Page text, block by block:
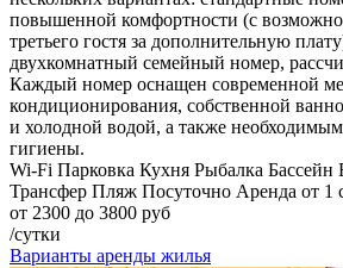
повышенной комфортности (с
третьего гостя за дополнительную
двухкомнатный семейный номер,
Каждый номер оснащен современной
кондиционирования, собственной
и холодной водой, а также
гигиены.
Wi-Fi Парковка Кухня Рыбалка Бассейн
Трансфер Пляж Посуточно Аренда от 1
от 2300 до 3800 руб
/сутки
Варианты аренды жилья